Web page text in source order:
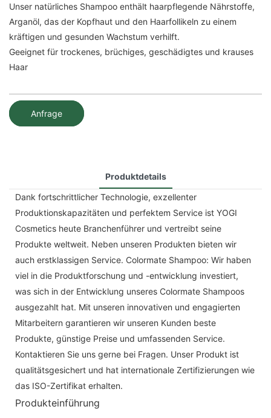
Unser natürliches Shampoo enthält haarpflegende Nährstoffe,
Arganöl, das der Kopfhaut und den Haarfollikeln zu einem
kräftigen und gesunden Wachstum verhilft.
Geeignet für trockenes, brüchiges, geschädigtes und krauses
Haar
Anfrage
Produktdetails
Dank fortschrittlicher Technologie, exzellenter
Produktionskapazitäten und perfektem Service ist YOGI
Cosmetics heute Branchenführer und vertreibt seine
Produkte weltweit. Neben unseren Produkten bieten wir
auch erstklassigen Service. Colormate Shampoo: Wir haben
viel in die Produktforschung und -entwicklung investiert,
was sich in der Entwicklung unseres Colormate Shampoos
ausgezahlt hat. Mit unseren innovativen und engagierten
Mitarbeitern garantieren wir unseren Kunden beste
Produkte, günstige Preise und umfassenden Service.
Kontaktieren Sie uns gerne bei Fragen. Unser Produkt ist
qualitätsgesichert und hat internationale Zertifizierungen wie
das ISO-Zertifikat erhalten.
Produkteinführung